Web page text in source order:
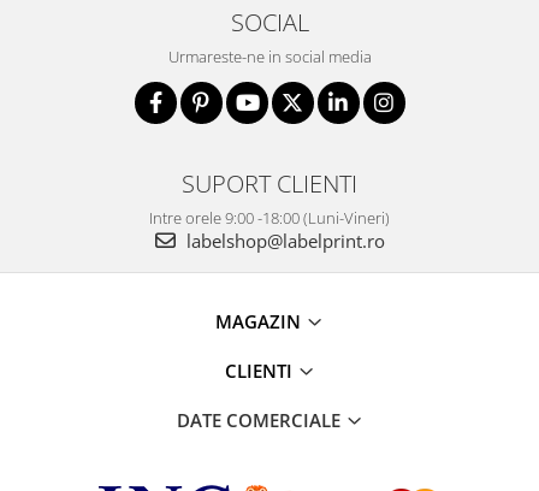
SOCIAL
Urmareste-ne in social media
SUPORT CLIENTI
Intre orele 9:00 -18:00 (Luni-Vineri)
labelshop@labelprint.ro
MAGAZIN
CLIENTI
DATE COMERCIALE